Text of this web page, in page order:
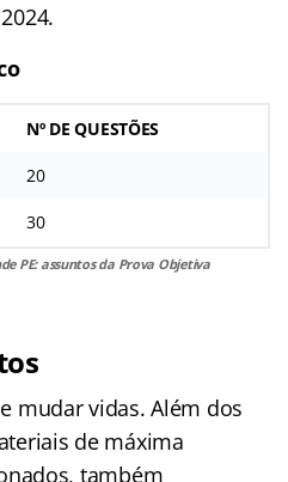
Nº DE QUESTÕES
20
30
PE: assuntos da Prova Objetiva
mudar vidas. Além dos
de máxima
também